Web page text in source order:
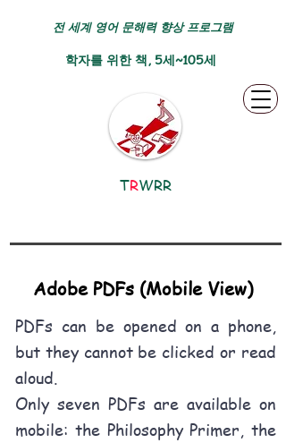
전 세계 영어 문해력 향상 프로그램
학자를 위한 책, 5세~105세
TRWRR
Adobe PDFs (Mobile View)
PDFs can be opened on a phone,
but they cannot be clicked or read
aloud.
Only seven PDFs are available on
mobile: the Philosophy Primer, the